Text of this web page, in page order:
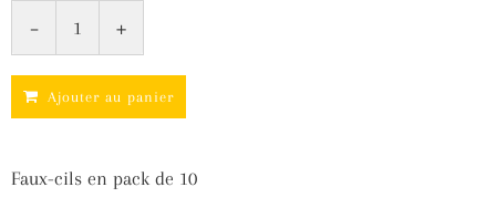
+
-
Ajouter au panier
Faux-cils en pack de 10